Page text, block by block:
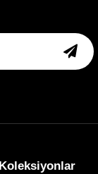
Koleksiyonlar